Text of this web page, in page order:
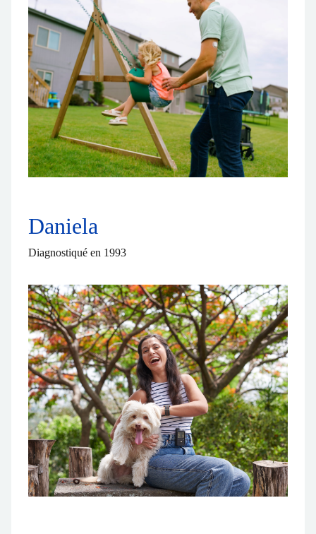
Daniela
Diagnostiqué en 1993